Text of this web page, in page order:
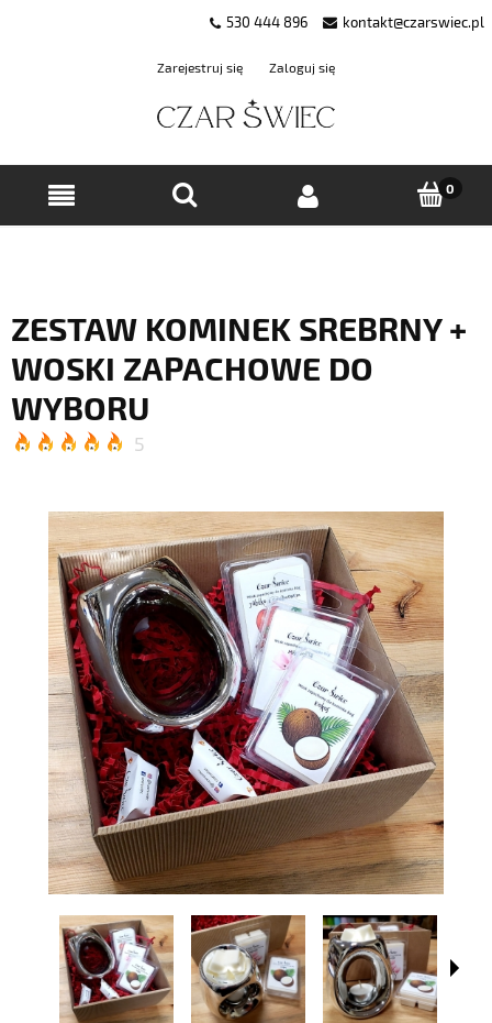
530 444 896 kontakt@czarswiec.pl
Zarejestruj się Zaloguj się
ZESTAW KOMINEK SREBRNY +
WOSKI ZAPACHOWE DO
WYBORU
5